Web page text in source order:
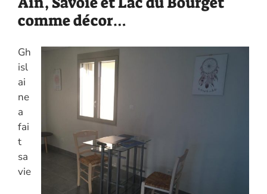
comme décor…
Gh
isl
ai
ne
a
fai
t
sa
vie